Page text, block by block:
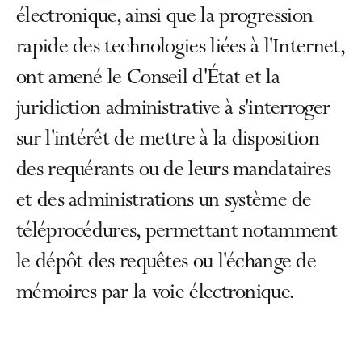
électronique, ainsi que la progression
rapide des technologies liées à l'Internet,
ont amené le Conseil d'État et la
juridiction administrative à s'interroger
sur l'intérêt de mettre à la disposition
des requérants ou de leurs mandataires
et des administrations un système de
téléprocédures, permettant notamment
le dépôt des requêtes ou l'échange de
mémoires par la voie électronique.